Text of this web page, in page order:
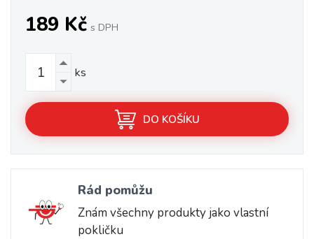
189 Kč s DPH
ks
DO KOŠÍKU
Rád pomůžu
Znám všechny produkty jako vlastní
pokličku